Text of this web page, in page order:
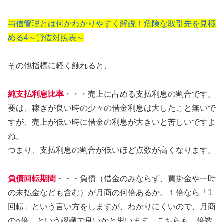
与信管理とは何かわかりやすく解説！危険な取引先を見極
める4～貸借対照表～
その他指標に軽く触れると、
純支払利息比率 ・・・売上に占める支払利息の割合です。
要は、稼ぎが良い時の少々の借金利息は大したこと無いで
すが、売上が低い時に借金の利息が大きいと苦しいですよ
ね。
つまり、支払利息の割合が低いほど点数が高くなります。
負債回転期間 ・・・負債（借金のみならず、買掛金や一時
の未払金なども含む）が月商の何倍あるか。１倍なら「1
回転」という言い方をしますが、わかりにくいので、月商